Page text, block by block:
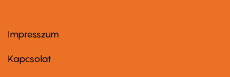
Footer
first
Impresszum
Kapcsolat